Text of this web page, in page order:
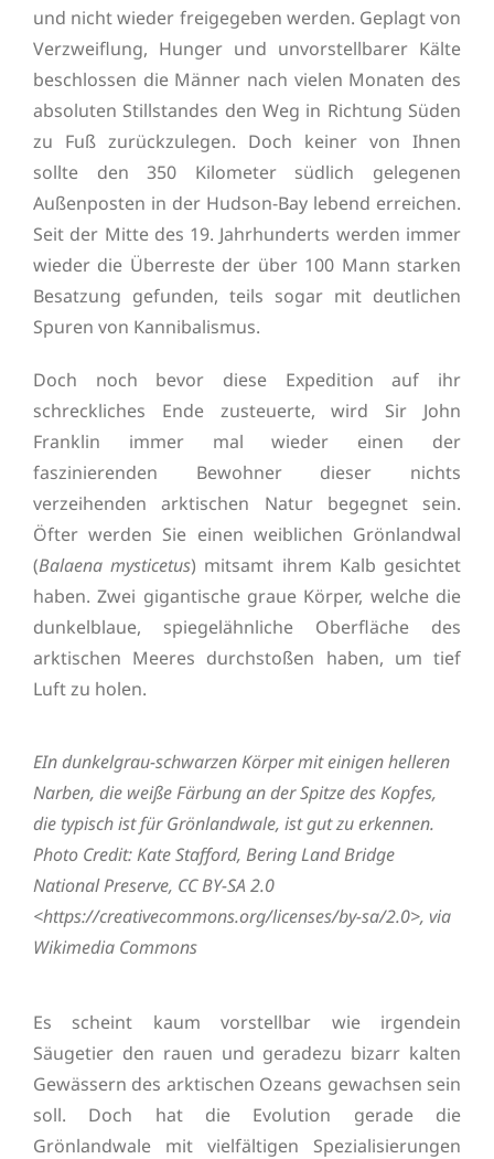
und nicht wieder freigegeben werden. Geplagt von
Verzweiflung, Hunger und unvorstellbarer Kälte
beschlossen die Männer nach vielen Monaten des
absoluten Stillstandes den Weg in Richtung Süden
zu Fuß zurückzulegen. Doch keiner von Ihnen
sollte den 350 Kilometer südlich gelegenen
Außenposten in der Hudson-Bay lebend erreichen.
Seit der Mitte des 19. Jahrhunderts werden immer
wieder die Überreste der über 100 Mann starken
Besatzung gefunden, teils sogar mit deutlichen
Spuren von Kannibalismus.
Doch noch bevor diese Expedition auf ihr
schreckliches Ende zusteuerte, wird Sir John
Franklin immer mal wieder einen der
faszinierenden Bewohner dieser nichts
verzeihenden arktischen Natur begegnet sein.
Öfter werden Sie einen weiblichen Grönlandwal
(Balaena mysticetus) mitsamt ihrem Kalb gesichtet
haben. Zwei gigantische graue Körper, welche die
dunkelblaue, spiegelähnliche Oberfläche des
arktischen Meeres durchstoßen haben, um tief
Luft zu holen.
EIn dunkelgrau-schwarzen Körper mit einigen helleren
Narben, die weiße Färbung an der Spitze des Kopfes,
die typisch ist für Grönlandwale, ist gut zu erkennen.
Photo Credit: Kate Stafford, Bering Land Bridge
National Preserve, CC BY-SA 2.0
<https://creativecommons.org/licenses/by-sa/2.0>, via
Wikimedia Commons
Es scheint kaum vorstellbar wie irgendein
Säugetier den rauen und geradezu bizarr kalten
Gewässern des arktischen Ozeans gewachsen sein
soll. Doch hat die Evolution gerade die
Grönlandwale mit vielfältigen Spezialisierungen